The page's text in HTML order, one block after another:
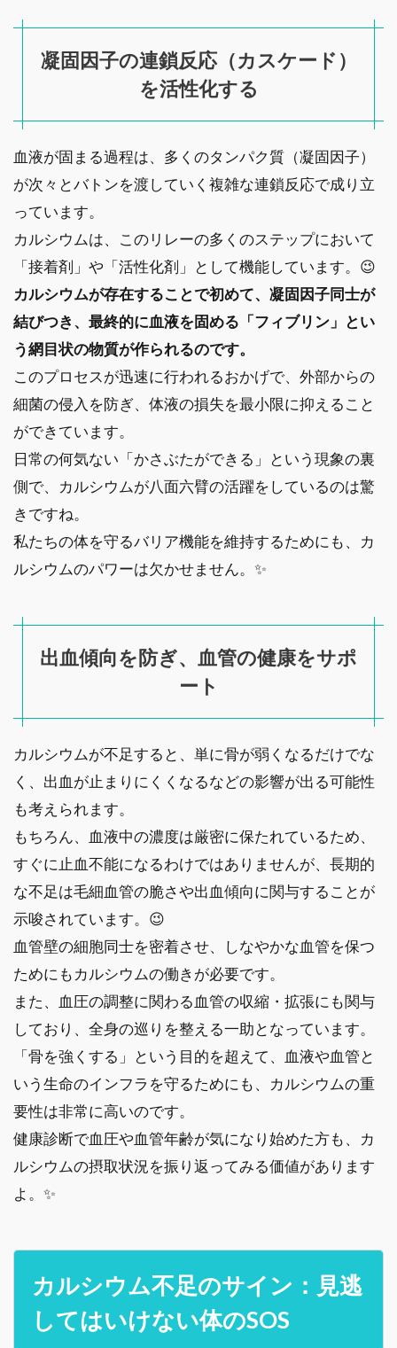
凝固因子の連鎖反応（カスケード）
を活性化する
血液が固まる過程は、多くのタンパク質（凝固因子）
が次々とバトンを渡していく複雑な連鎖反応で成り立
っています。
カルシウムは、このリレーの多くのステップにおいて
「接着剤」や「活性化剤」として機能しています。😉
カルシウムが存在することで初めて、凝固因子同士が
結びつき、最終的に血液を固める「フィブリン」とい
う網目状の物質が作られるのです。
このプロセスが迅速に行われるおかげで、外部からの
細菌の侵入を防ぎ、体液の損失を最小限に抑えること
ができています。
日常の何気ない「かさぶたができる」という現象の裏
側で、カルシウムが八面六臂の活躍をしているのは驚
きですね。
私たちの体を守るバリア機能を維持するためにも、カ
ルシウムのパワーは欠かせません。✨
出血傾向を防ぎ、血管の健康をサポ
ート
カルシウムが不足すると、単に骨が弱くなるだけでな
く、出血が止まりにくくなるなどの影響が出る可能性
も考えられます。
もちろん、血液中の濃度は厳密に保たれているため、
すぐに止血不能になるわけではありませんが、長期的
な不足は毛細血管の脆さや出血傾向に関与することが
示唆されています。😉
血管壁の細胞同士を密着させ、しなやかな血管を保つ
ためにもカルシウムの働きが必要です。
また、血圧の調整に関わる血管の収縮・拡張にも関与
しており、全身の巡りを整える一助となっています。
「骨を強くする」という目的を超えて、血液や血管と
いう生命のインフラを守るためにも、カルシウムの重
要性は非常に高いのです。
健康診断で血圧や血管年齢が気になり始めた方も、カ
ルシウムの摂取状況を振り返ってみる価値があります
よ。✨
カルシウム不足のサイン：見逃
してはいけない体のSOS